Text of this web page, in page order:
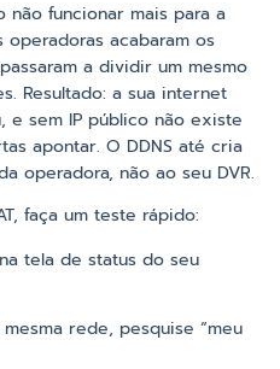
funcionar mais para a
operadoras acabaram os
a dividir um mesmo
Resultado: a sua internet
e sem IP público não existe
apontar. O DDNS até cria
operadora, não ao seu DVR.
faça um teste rápido:
tela de status do seu
rede, pesquise “meu